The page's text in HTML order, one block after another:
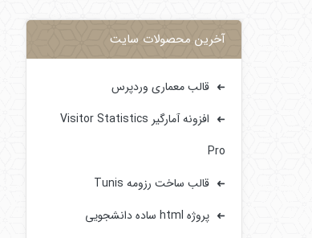
آخرین محصولات سایت
قالب معماری وردپرس
افزونه آمارگیر Visitor Statistics
Pro
قالب ساخت رزومه Tunis
پروژه html ساده دانشجویی